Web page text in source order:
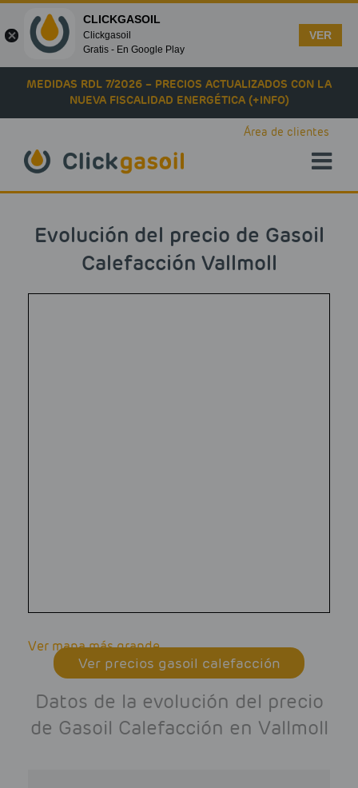
Skip to main content
MEDIDAS RDL 7/2026 – PRECIOS ACTUALIZADOS CON LA
NUEVA FISCALIDAD ENERGÉTICA (+INFO)
Área de clientes
Evolución del precio de Gasoil
Calefacción Vallmoll
Ver mapa más grande
Ver precios gasoil calefacción
Datos de la evolución del precio
de Gasoil Calefacción en Vallmoll
CLICKGASOIL
Clickgasoil
Gratis - En Google Play
VER